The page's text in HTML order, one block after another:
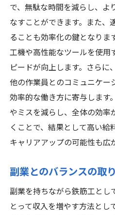
で、無駄な時間を減らし、よ
なすことができます。また、
ることも効率化の鍵となりま
工機や高性能なツールを使用
ピードが向上します。さらに
他の作業員とのコミュニケー
効率的な働き方に寄与します
やミスを減らし、全体の効率
くことで、結果として高い給
キャリアアップの可能性も広
副業とのバランスの取
副業を持ちながら鉄筋工と
とって収入を増やす方法と